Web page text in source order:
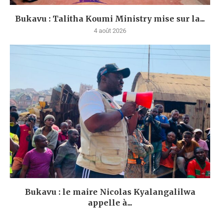
Bukavu : Talitha Koumi Ministry mise sur la...
4 août 2026
Bukavu : le maire Nicolas Kyalangalilwa
appelle à...